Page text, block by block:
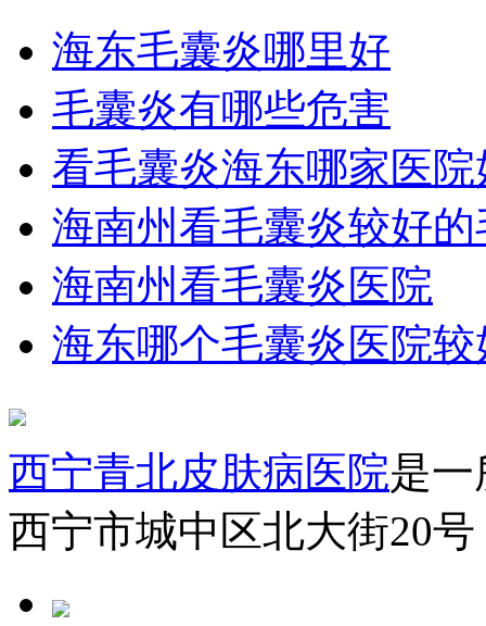
海东毛囊炎哪里好
毛囊炎有哪些危害
看毛囊炎海东哪家医院
海南州看毛囊炎较好
海南州看毛囊炎医院
海东哪个毛囊炎医院较
西宁青北皮肤病医院是
西宁市城中区北大街20